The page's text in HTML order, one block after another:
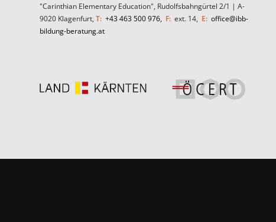
"Carinthian Elementary Education", Rudolfsbahngürtel 2/1 | A-
9020 Klagenfurt, T: +43 463 500 976, F: ext. 14, E: office@ibb-
bildung-beratung.at